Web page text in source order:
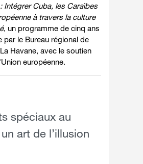
Intégrer Cuba, les Caraïbes
à travers la culture
, un programme de cinq ans
par le Bureau régional de
Havane, avec le soutien
européenne.
spéciaux au
art de l’illusion